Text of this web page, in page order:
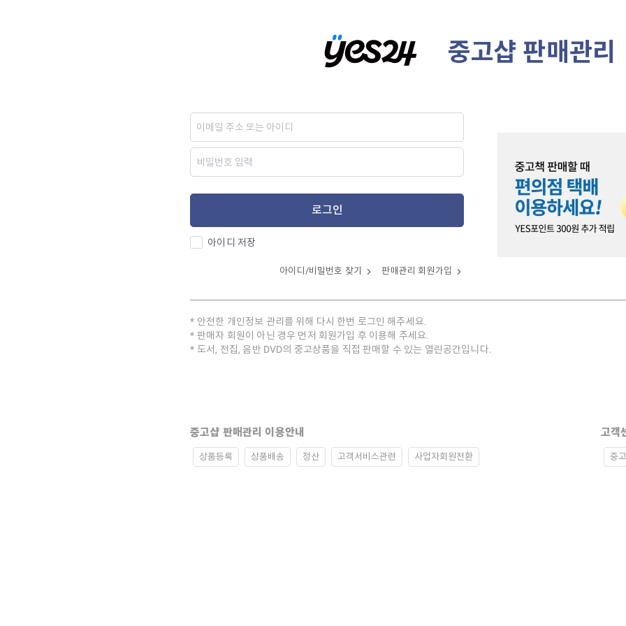
중고샵 판매관리
로그인
아이디 저장
아이디/비밀번호 찾기 판매관리 회원가입
안전한 개인정보 관리를 위해 다시 한번 로그인 해주세요.
판매자 회원이 아닌 경우 먼저 회원가입 후 이용해 주세요.
도서, 전집, 음반 DVD의 중고상품을 직접 판매할 수 있는 열린공간입니다.
중고샵 판매관리 이용안내
상품등록 상품배송 정산 고객서비스관련 사업자회원전환
고객
중